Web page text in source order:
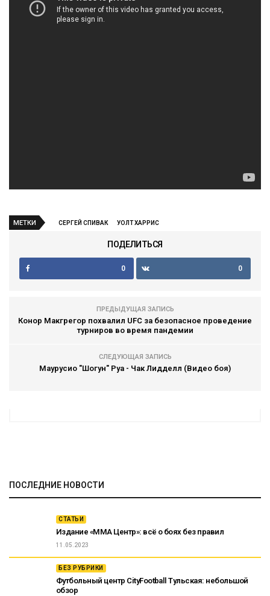
МЕТКИ СЕРГЕЙ СПИВАК УОЛТ ХАРРИС
ПОДЕЛИТЬСЯ
0 0
ПРЕДЫДУЩАЯ ЗАПИСЬ
Конор Макгрегор похвалил UFC за безопасное проведение
турниров во время пандемии
СЛЕДУЮЩАЯ ЗАПИСЬ
Маурусио "Шогун" Руа - Чак Лидделл (Видео боя)
ПОСЛЕДНИЕ НОВОСТИ
СТАТЬИ
Издание «ММА Центр»: всё о боях без правил
11.05.2023
БЕЗ РУБРИКИ
Футбольный центр CityFootball Тульская: небольшой
обзор